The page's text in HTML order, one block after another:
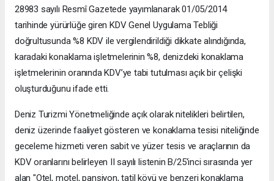
28983 sayılı Resmî Gazetede yayımlanarak 01/05/2014
tarihinde yürürlüğe giren KDV Genel Uygulama Tebliği
doğrultusunda %8 KDV ile vergilendirildiği dikkate alındığında,
karadaki konaklama işletmelerinin %8, denizdeki konaklama
işletmelerinin oranında KDV’ye tabi tutulması açık bir çelişki
oluşturduğunu ifade etti.
Deniz Turizmi Yönetmeliğinde açık olarak nitelikleri belirtilen,
deniz üzerinde faaliyet gösteren ve konaklama tesisi niteliğinde
geceleme hizmeti veren sabit ve yüzer tesis ve araçlarının da
KDV oranlarını belirleyen II sayılı listenin B/25'inci sırasında yer
alan "Otel, motel, pansiyon, tatil köyü ve benzeri konaklama